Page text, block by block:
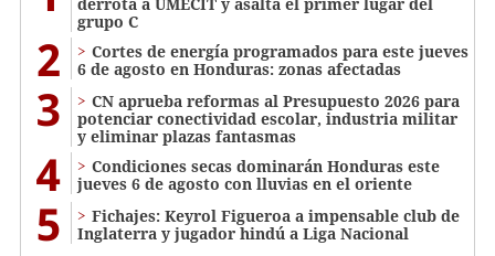
grupo C
2
Cortes de energía programados para este jueves
6 de agosto en Honduras: zonas afectadas
3
CN aprueba reformas al Presupuesto 2026 para
potenciar conectividad escolar, industria militar
y eliminar plazas fantasmas
4
Condiciones secas dominarán Honduras este
jueves 6 de agosto con lluvias en el oriente
5
Fichajes: Keyrol Figueroa a impensable club de
Inglaterra y jugador hindú a Liga Nacional